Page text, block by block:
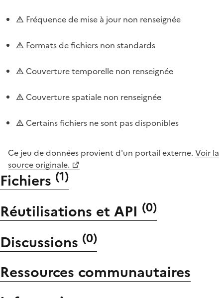
Fréquence de mise à jour non renseignée
Formats de fichiers non standards
Couverture temporelle non renseignée
Couverture spatiale non renseignée
Certains fichiers ne sont pas disponibles
Ce jeu de données provient d'un portail externe. Voir la
source originale.
Fichiers (1)
Réutilisations et API (0)
Discussions (0)
Ressources communautaires